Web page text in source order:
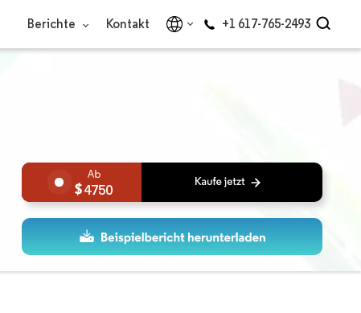
Berichte Kontakt +1 617-765-2493
4750